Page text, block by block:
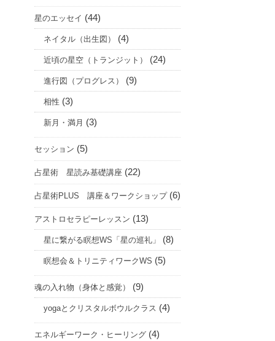
星のエッセイ (44)
ネイタル（出生図） (4)
近頃の星空（トランジット） (24)
進行図（プログレス） (9)
相性 (3)
新月・満月 (3)
セッション (5)
占星術 星読み基礎講座 (22)
占星術PLUS 講座＆ワークショップ(6)
アストロセラピーレッスン (13)
星に繋がる瞑想WS「星の巡礼」 (8)
瞑想会＆トリニティワークWS (5)
魂の入れ物（身体と感覚） (9)
yogaとクリスタルボウルクラス (4)
エネルギーワーク・ヒーリング (4)